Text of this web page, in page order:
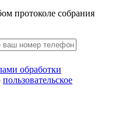
протоколе собрания
обработки
пользовательское